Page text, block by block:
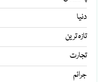
دنیا
تازہ ترین
تجارت
جرائم